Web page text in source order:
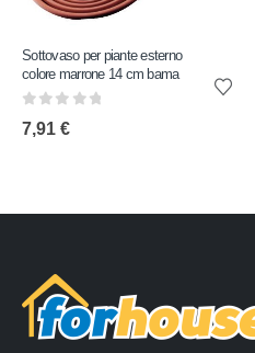
Sottovaso per piante esterno
colore marrone 14 cm bama
7,91 €